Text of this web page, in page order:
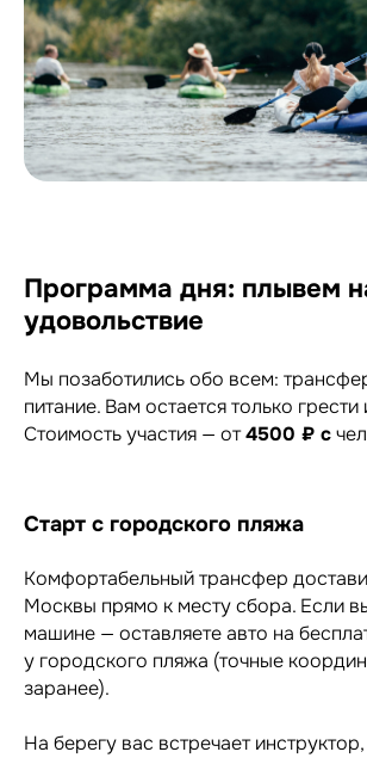
Программа дня: плывем
удовольствие
Мы позаботились обо всем:
питание. Вам остается только грести
Стоимость участия — от4500 ₽ с
Старт с городского пляжа
Комфортабельный трансфер
Москвы прямо к месту сбора. Если
машине — оставляете авто на
у городского пляжа (точные
заранее).
На берегу вас встречает